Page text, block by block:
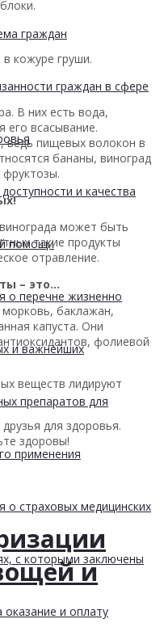
граждан
граждан в сфере
и качества
помощи
о перечне жизненно
и важнейших
препаратов для
применения
о страховых медицинских
с которыми заключены
оказание и оплату
кожуре груши.
В них есть вода,
его всасывание.
ведь пищевых волокон в
бананы, виноград
может быть
такие продукты
отравление.
– это…
баклажан,
капуста. Они
фолиевой
веществ лидируют
для здоровья.
здоровы!
и